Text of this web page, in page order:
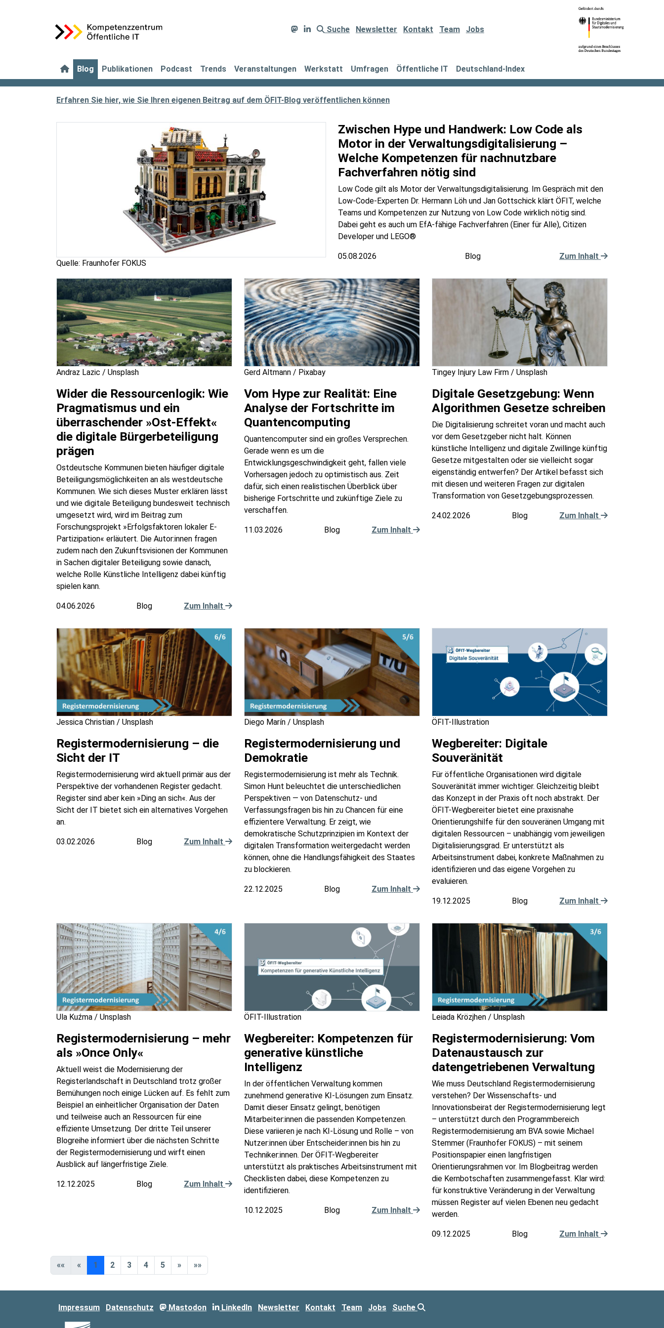
Suche Newsletter Kontakt Team Jobs
Blog Publikationen Podcast Trends Veranstaltungen Werkstatt Umfragen Öffentliche IT Deutschland-Index
Erfahren Sie hier, wie Sie Ihren eigenen Beitrag auf dem ÖFIT-Blog veröffentlichen können
Quelle: Fraunhofer FOKUS
Zwischen Hype und Handwerk: Low Code als
Motor in der Verwaltungsdigitalisierung –
Welche Kompetenzen für nachnutzbare
Fachverfahren nötig sind
Low Code gilt als Motor der Verwaltungsdigitalisierung. Im Gespräch mit den
Low-Code-Experten Dr. Hermann Löh und Jan Gottschick klärt ÖFIT, welche
Teams und Kompetenzen zur Nutzung von Low Code wirklich nötig sind.
Dabei geht es auch um EfA-fähige Fachverfahren (Einer für Alle), Citizen
Developer und LEGO®
05.08.2026 Blog Zum Inhalt
Andraz Lazic / Unsplash
Wider die Ressourcenlogik: Wie
Pragmatismus und ein
überraschender »Ost-Effekt«
die digitale Bürgerbeteiligung
prägen
Ostdeutsche Kommunen bieten häufiger digitale
Beteiligungsmöglichkeiten an als westdeutsche
Kommunen. Wie sich dieses Muster erklären lässt
und wie digitale Beteiligung bundesweit technisch
umgesetzt wird, wird im Beitrag zum
Forschungsprojekt »Erfolgsfaktoren lokaler E-
Partizipation« erläutert. Die Autor:innen fragen
zudem nach den Zukunftsvisionen der Kommunen
in Sachen digitaler Beteiligung sowie danach,
welche Rolle Künstliche Intelligenz dabei künftig
spielen kann.
04.06.2026 Blog Zum Inhalt
Gerd Altmann / Pixabay
Vom Hype zur Realität: Eine
Analyse der Fortschritte im
Quantencomputing
Quantencomputer sind ein großes Versprechen.
Gerade wenn es um die
Entwicklungsgeschwindigkeit geht, fallen viele
Vorhersagen jedoch zu optimistisch aus. Zeit
dafür, sich einen realistischen Überblick über
bisherige Fortschritte und zukünftige Ziele zu
verschaffen.
11.03.2026 Blog Zum Inhalt
Tingey Injury Law Firm / Unsplash
Digitale Gesetzgebung: Wenn
Algorithmen Gesetze schreiben
Die Digitalisierung schreitet voran und macht auch
vor dem Gesetzgeber nicht halt. Können
künstliche Intelligenz und digitale Zwillinge künftig
Gesetze mitgestalten oder sie vielleicht sogar
eigenständig entwerfen? Der Artikel befasst sich
mit diesen und weiteren Fragen zur digitalen
Transformation von Gesetzgebungsprozessen.
24.02.2026 Blog Zum Inhalt
Jessica Christian / Unsplash
Registermodernisierung – die
Sicht der IT
Registermodernisierung wird aktuell primär aus der
Perspektive der vorhandenen Register gedacht.
Register sind aber kein »Ding an sich«. Aus der
Sicht der IT bietet sich ein alternatives Vorgehen
an.
03.02.2026 Blog Zum Inhalt
Diego Marín / Unsplash
Registermodernisierung und
Demokratie
Registermodernisierung ist mehr als Technik.
Simon Hunt beleuchtet die unterschiedlichen
Perspektiven — von Datenschutz- und
Verfassungsfragen bis hin zu Chancen für eine
effizientere Verwaltung. Er zeigt, wie
demokratische Schutzprinzipien im Kontext der
digitalen Transformation weitergedacht werden
können, ohne die Handlungsfähigkeit des Staates
zu blockieren.
22.12.2025 Blog Zum Inhalt
ÖFIT-Illustration
Wegbereiter: Digitale
Souveränität
Für öffentliche Organisationen wird digitale
Souveränität immer wichtiger. Gleichzeitig bleibt
das Konzept in der Praxis oft noch abstrakt. Der
ÖFIT-Wegbereiter bietet eine praxisnahe
Orientierungshilfe für den souveränen Umgang mit
digitalen Ressourcen – unabhängig vom jeweiligen
Digitalisierungsgrad. Er unterstützt als
Arbeitsinstrument dabei, konkrete Maßnahmen zu
identifizieren und das eigene Vorgehen zu
evaluieren.
19.12.2025 Blog Zum Inhalt
Ula Kuźma / Unsplash
Registermodernisierung – mehr
als »Once Only«
Aktuell weist die Modernisierung der
Registerlandschaft in Deutschland trotz großer
Bemühungen noch einige Lücken auf. Es fehlt zum
Beispiel an einheitlicher Organisation der Daten
und teilweise auch an Ressourcen für eine
effiziente Umsetzung. Der dritte Teil unserer
Blogreihe informiert über die nächsten Schritte
der Registermodernisierung und wirft einen
Ausblick auf längerfristige Ziele.
12.12.2025 Blog Zum Inhalt
ÖFIT-Illustration
Wegbereiter: Kompetenzen für
generative künstliche
Intelligenz
In der öffentlichen Verwaltung kommen
zunehmend generative KI-Lösungen zum Einsatz.
Damit dieser Einsatz gelingt, benötigen
Mitarbeiter:innen die passenden Kompetenzen.
Diese variieren je nach KI-Lösung und Rolle – von
Nutzer:innen über Entscheider:innen bis hin zu
Techniker:innen. Der ÖFIT-Wegbereiter
unterstützt als praktisches Arbeitsinstrument mit
Checklisten dabei, diese Kompetenzen zu
identifizieren.
10.12.2025 Blog Zum Inhalt
Leiada Krözjhen / Unsplash
Registermodernisierung: Vom
Datenaustausch zur
datengetriebenen Verwaltung
Wie muss Deutschland Registermodernisierung
verstehen? Der Wissenschafts- und
Innovationsbeirat der Registermodernisierung legt
– unterstützt durch den Programmbereich
Registermodernisierung am BVA sowie Michael
Stemmer (Fraunhofer FOKUS) – mit seinem
Positionspapier einen langfristigen
Orientierungsrahmen vor. Im Blogbeitrag werden
die Kernbotschaften zusammengefasst. Klar wird:
für konstruktive Veränderung in der Verwaltung
müssen Register auf vielen Ebenen neu gedacht
werden.
09.12.2025 Blog Zum Inhalt
«« « 1 2 3 4 5 » »»
Impressum Datenschutz Mastodon LinkedIn Newsletter Kontakt Team Jobs Suche